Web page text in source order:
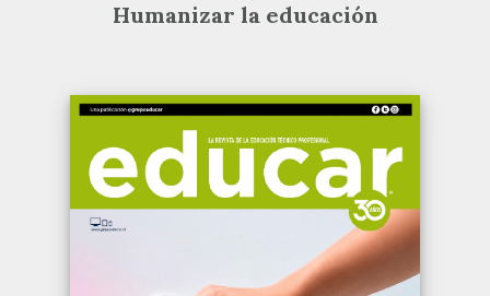
Humanizar la educación